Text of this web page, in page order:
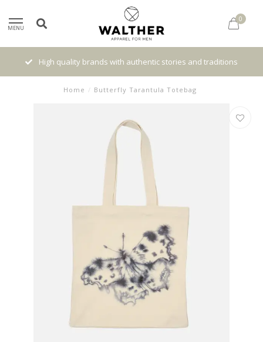
MENU
0
High quality brands with authentic stories and traditions
Home / Butterfly Tarantula Totebag